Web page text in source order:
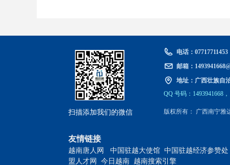
电话： 07717711453
邮箱：
地址： 广西壮族自
版权所有： 广西南宁雅
扫描添加我们的微信
QQ 号码 ：1493941668
友情链接
越南唐人网 中国驻越大使馆 中国驻越经济参赞处
盟人才网 今日越南 越南搜索引擎